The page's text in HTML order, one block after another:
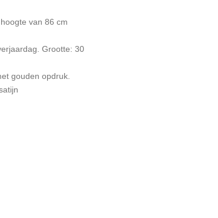
van 86 cm
Grootte: 30
gouden opdruk.